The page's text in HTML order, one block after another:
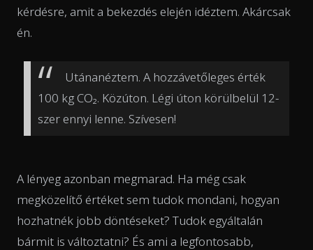
kérdésre, amit a bekezdés elején idéztem. Akárcsak
én.
Utánanéztem. A hozzávetőleges érték
100 kg CO₂. Közúton. Légi úton körülbelül 12-
szer ennyi lenne. Szívesen!
A lényeg azonban megmarad. Ha még csak
megközelítő értéket sem tudok mondani, hogyan
hozhatnék jobb döntéseket? Tudok egyáltalán
bármit is változtatni? És ami a legfontosabb,